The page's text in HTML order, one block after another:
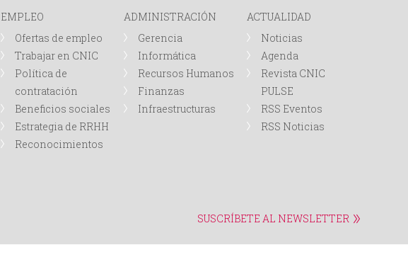
EMPLEO
Ofertas de empleo
Trabajar en CNIC
Política de
contratación
Beneficios sociales
Estrategia de RRHH
Reconocimientos
ADMINISTRACIÓN
Gerencia
Informática
Recursos Humanos
Finanzas
Infraestructuras
ACTUALIDAD
Noticias
Agenda
Revista CNIC
PULSE
RSS Eventos
RSS Noticias
SUSCRÍBETE AL NEWSLETTER